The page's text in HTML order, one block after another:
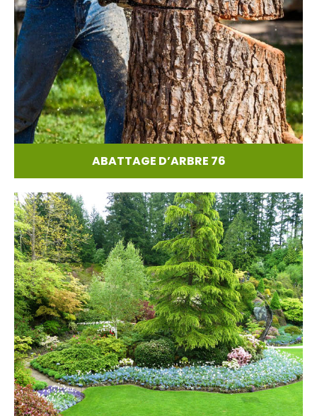
ABATTAGE D’ARBRE 76